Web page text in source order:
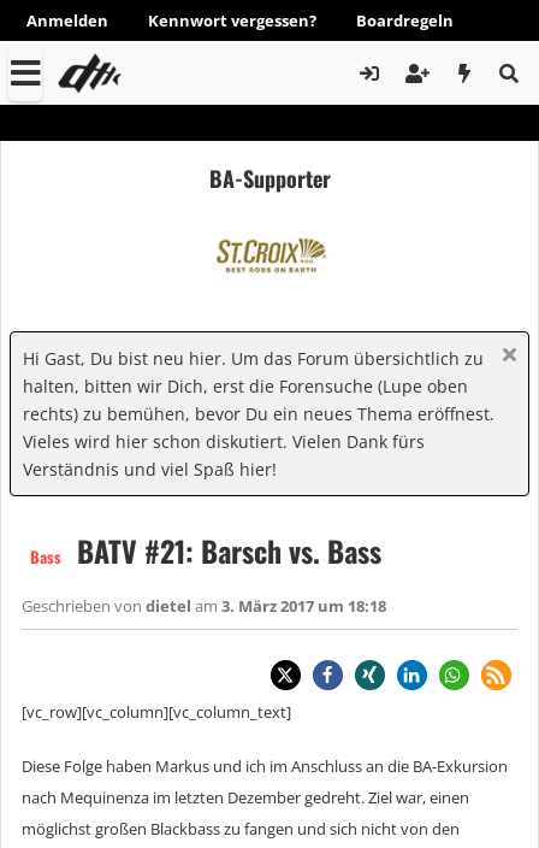
Anmelden Kennwort vergessen? Boardregeln
BA-Supporter
Hi Gast, Du bist neu hier. Um das Forum übersichtlich zu
halten, bitten wir Dich, erst die Forensuche (Lupe oben
rechts) zu bemühen, bevor Du ein neues Thema eröffnest.
Vieles wird hier schon diskutiert. Vielen Dank fürs
Verständnis und viel Spaß hier!
Bass BATV #21: Barsch vs. Bass
Geschrieben von dietel am 3. März 2017 um 18:18
[vc_row][vc_column][vc_column_text]
Diese Folge haben Markus und ich im Anschluss an die BA-Exkursion
nach Mequinenza im letzten Dezember gedreht. Ziel war, einen
möglichst großen Blackbass zu fangen und sich nicht von den